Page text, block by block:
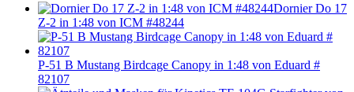
Dornier Do 17
Z-2 in 1:48 von ICM #48244
P-51 B Mustang Birdcage Canopy in 1:48 von Eduard #
82107